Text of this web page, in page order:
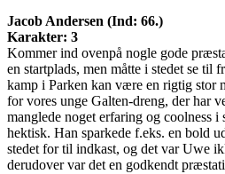
Jacob Andersen (Ind: 66.)
Karakter: 3
Kommer ind ovenpå nogle gode
en startplads, men måtte i stedet se til
kamp i Parken kan være en rigtig stor
for vores unge Galten-dreng, der har
manglede noget erfaring og coolness
hektisk. Han sparkede f.eks. en bold
stedet for til indkast, og det var Uwe
derudover var det en godkendt